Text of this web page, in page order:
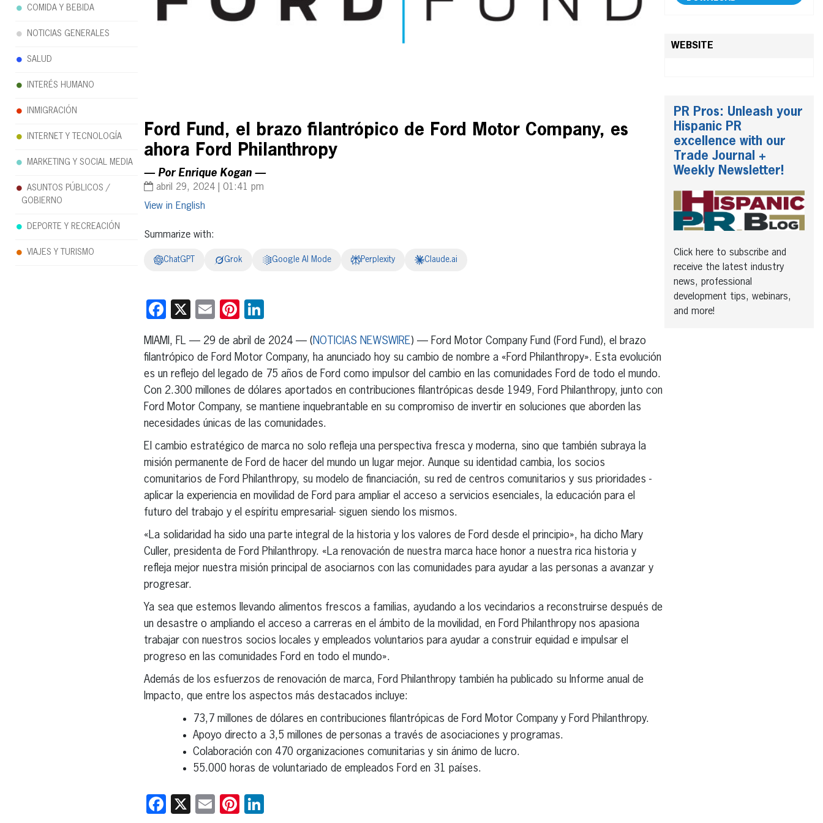
Ford Fund, el brazo filantrópico de Ford Motor Company, es
ahora Ford Philanthropy
— Por Enrique Kogan —
abril 29, 2024 | 01:41 pm
English
Summarize with:
ChatGPT Grok Google AI Mode Perplexity Claude.ai
Facebook
X EmailPinterest
MIAMI, FL — 29 de abril de 2024 — (NOTICIAS NEWSWIRE) — Ford Motor Company Fund (Ford Fund), el brazo
filantrópico de Ford Motor Company, ha anunciado hoy su cambio de nombre a «Ford Philanthropy». Esta evolución
es un reflejo del legado de 75 años de Ford como impulsor del cambio en las comunidades Ford de todo el mundo.
Con 2.300 millones de dólares aportados en contribuciones filantrópicas desde 1949, Ford Philanthropy, junto con
Ford Motor Company, se mantiene inquebrantable en su compromiso de invertir en soluciones que aborden las
necesidades únicas de las comunidades.
El cambio estratégico de marca no solo refleja una perspectiva fresca y moderna, sino que también subraya la
misión permanente de Ford de hacer del mundo un lugar mejor. Aunque su identidad cambia, los socios
comunitarios de Ford Philanthropy, su modelo de financiación, su red de centros comunitarios y sus prioridades -
aplicar la experiencia en movilidad de Ford para ampliar el acceso a servicios esenciales, la educación para el
futuro del trabajo y el espíritu empresarial- siguen siendo los mismos.
«La solidaridad ha sido una parte integral de la historia y los valores de Ford desde el principio», ha dicho Mary
Culler, presidenta de Ford Philanthropy. «La renovación de nuestra marca hace honor a nuestra rica historia y
refleja mejor nuestra misión principal de asociarnos con las comunidades para ayudar a las personas a avanzar y
progresar.
Ya sea que estemos llevando alimentos frescos a familias, ayudando a los vecindarios a reconstruirse después de
un desastre o ampliando el acceso a carreras en el ámbito de la movilidad, en Ford Philanthropy nos apasiona
trabajar con nuestros socios locales y empleados voluntarios para ayudar a construir equidad e impulsar el
progreso en las comunidades Ford en todo el mundo».
Además de los esfuerzos de renovación de marca, Ford Philanthropy también ha publicado su Informe anual de
Impacto, que entre los aspectos más destacados incluye:
73,7 millones de dólares en contribuciones filantrópicas de Ford Motor Company y Ford Philanthropy.
Apoyo directo a 3,5 millones de personas a través de asociaciones y programas.
Colaboración con 470 organizaciones comunitarias y sin ánimo de lucro.
55.000 horas de voluntariado de empleados Ford en 31 países.
Facebook
X EmailPinterest
WEBSITE
PR Pros: Unleash your
Hispanic PR
excellence with our
Trade Journal +
Weekly Newsletter!
Click here to subscribe and
receive the latest industry
news, professional
development tips, webinars,
and more!
COMIDA Y BEBIDA
NOTICIAS GENERALES
SALUD
INTERÉS HUMANO
INMIGRACIÓN
INTERNET Y TECNOLOGÍA
MARKETING Y SOCIAL MEDIA
ASUNTOS PÚBLICOS /
GOBIERNO
DEPORTE Y RECREACIÓN
VIAJES Y TURISMO